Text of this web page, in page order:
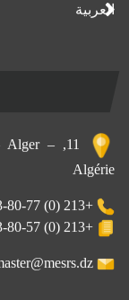
العربية
Alger –
Algérie
+213 (0) 23-23-80-77
+213 (0) 23-23-80-57
webmaster@mesrs.dz